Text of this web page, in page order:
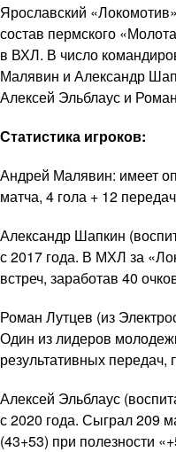
Ярославский
состав пермского
в ВХЛ. В число
Малявин и Александр
Алексей Эльблаус и
Статистика игроков:
Андрей Малявин: имеет
матча, 4 гола + 12
Александр Шапкин
с 2017 года. В МХЛ за
встреч, заработав 40
Роман Лутцев (из
Один из лидеров
результативных передач,
Алексей Эльблаус
с 2020 года. Сыграл 209
(43+53) при полезности